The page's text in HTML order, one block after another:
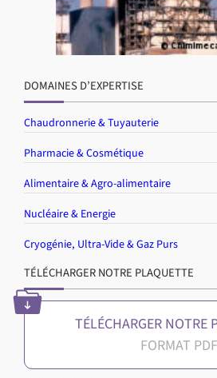
DOMAINES D’EXPERTISE
Chaudronnerie & Tuyauterie
Pharmacie & Cosmétique
Alimentaire & Agro-alimentaire
Nucléaire & Energie
Cryogénie, Ultra-Vide & Gaz Purs
TÉLÉCHARGER NOTRE PLAQUETTE
TÉLÉCHARGER NOTRE